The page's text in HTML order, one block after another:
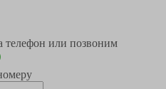
или позвоним